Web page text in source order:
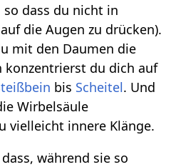
so dass du nicht in
die Augen zu drücken).
mit den Daumen die
konzentrierst du dich auf
bis Scheitel. Und
Wirbelsäule
vielleicht innere Klänge.
während sie so